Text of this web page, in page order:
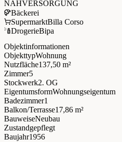
NAHVERSORGUNG
Bäckerei
SupermarktBilla Corso
DrogerieBipa
Objektinformationen
ObjekttypWohnung
Nutzfläche137,50 m²
Zimmer5
Stockwerk2. OG
EigentumsformWohnungseigentum
Badezimmer1
Balkon/Terrasse17,86 m²
BauweiseNeubau
Zustandgepflegt
Baujahr1956